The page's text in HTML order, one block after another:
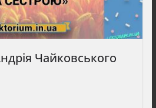
Чайковського